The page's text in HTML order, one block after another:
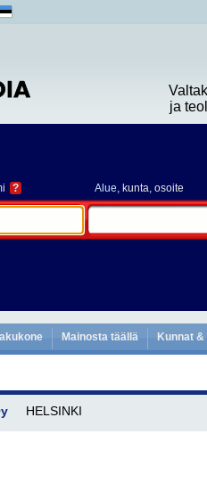
ja
? Alue, kunta, osoite
Mainosta täällä Kunnat
HELSINKI